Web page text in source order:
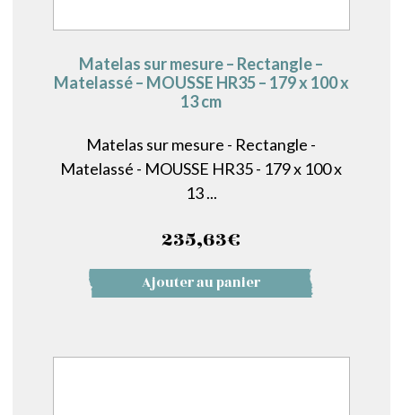
Matelas sur mesure – Rectangle –
Matelassé – MOUSSE HR35 – 179 x 100 x
13 cm
Matelas sur mesure - Rectangle -
Matelassé - MOUSSE HR35 - 179 x 100 x
13 ...
235,63€
Ajouter au panier